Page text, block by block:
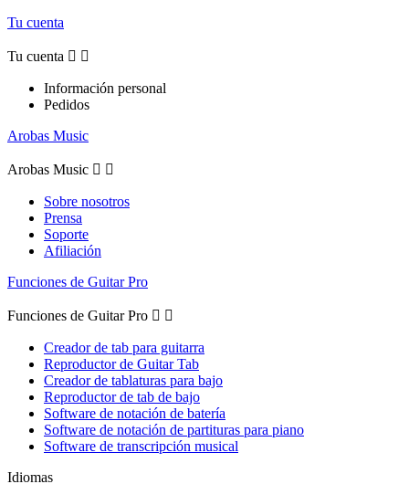
Tu cuenta
Tu cuenta  
Información personal
Pedidos
Arobas Music
Arobas Music  
Sobre nosotros
Prensa
Soporte
Afiliación
Funciones de Guitar Pro
Funciones de Guitar Pro  
Creador de tab para guitarra
Reproductor de Guitar Tab
Creador de tablaturas para bajo
Reproductor de tab de bajo
Software de notación de batería
Software de notación de partituras para piano
Software de transcripción musical
Idiomas